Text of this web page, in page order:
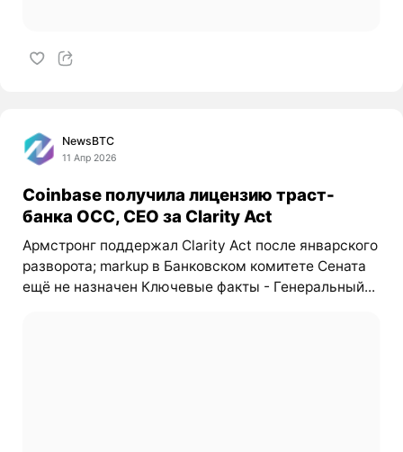
NewsBTC
11 Апр 2026
Coinbase получила лицензию траст-
банка OCC, CEO за Clarity Act
Армстронг поддержал Clarity Act после январского
разворота; markup в Банковском комитете Сената
ещё не назначен Ключевые факты - Генеральный...